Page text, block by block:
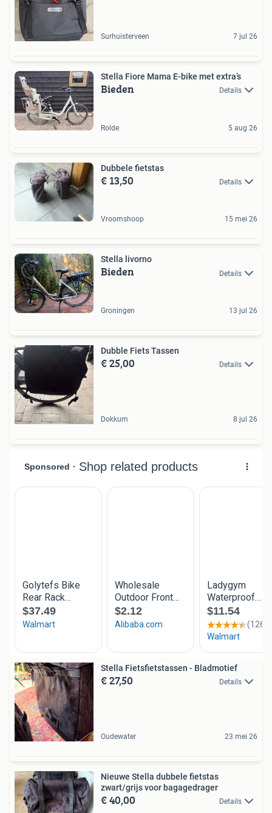
Surhuisterveen 7 jul 26
Stella Fiore Mama E-bike met extra’s
Bieden Details
Rolde 5 aug 26
Dubbele fietstas
€ 13,50 Details
Vroomshoop 15 mei 26
Stella livorno
Bieden Details
Groningen 13 jul 26
Dubble Fiets Tassen
€ 25,00 Details
Dokkum 8 jul 26
Stella Fietsfietstassen - Bladmotief
€ 27,50 Details
Oudewater 23 mei 26
Nieuwe Stella dubbele fietstas
zwart/grijs voor bagagedrager
€ 40,00 Details